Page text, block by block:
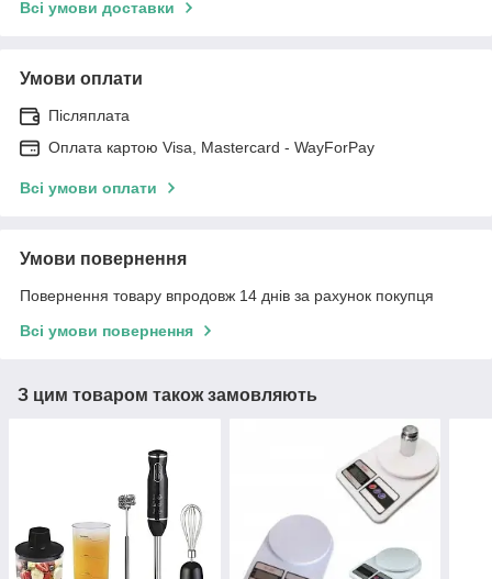
Всі умови доставки
Умови оплати
Післяплата
Оплата картою Visa, Mastercard - WayForPay
Всі умови оплати
Умови повернення
Повернення товару впродовж 14 днів за рахунок покупця
Всі умови повернення
З цим товаром також замовляють